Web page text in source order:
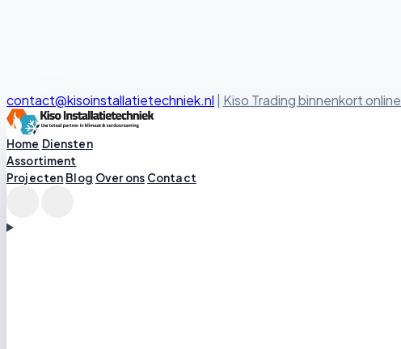
contact@kisoinstallatietechniek.nl Kiso Trading binnenkort online
Kiso Installatietechniek logo
Home Diensten
Assortiment
Projecten Blog Over ons Contact